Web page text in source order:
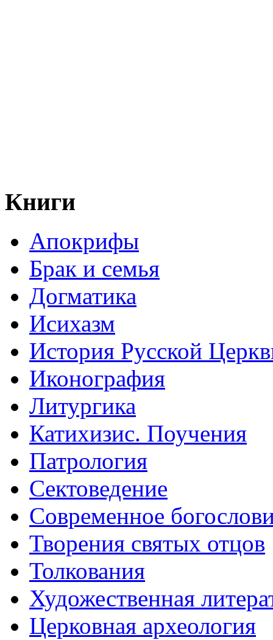
Книги
Апокрифы
Брак и семья
Догматика
Исихазм
История Русской
Иконография
Литургика
Катихизис. Поучения
Патрология
Сектоведение
Современное
Творения святых отцов
Толкования
Художественная
Церковная археология